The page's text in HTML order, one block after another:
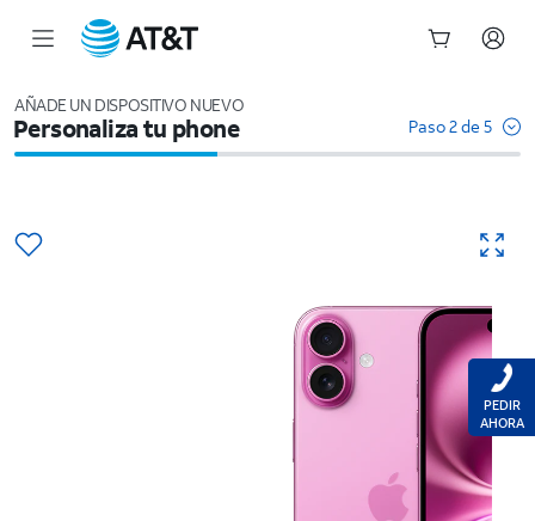
AÑADE UN DISPOSITIVO NUEVO
Personaliza tu phone Paso 2 de 5
PEDIR
AHORA